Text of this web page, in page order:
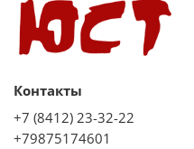
1 глубокий противень
Класс энергопотребления: А
Максимальная температура:
Контакты
+7 (8412) 23-32-22
+79875174601